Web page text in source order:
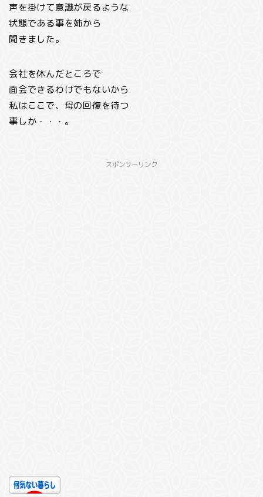
声を掛けて意識が戻るような
状態である事を姉から
聞きました。
会社を休んだところで
面会できるわけでもないから
私はここで、母の回復を待つ
事しか・・・。
スポンサーリンク